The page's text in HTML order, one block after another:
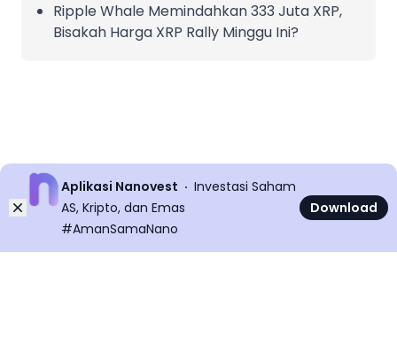
Ripple Whale Memindahkan 333 Juta XRP,
Bisakah Harga XRP Rally Minggu Ini?
Dismiss
Aplikasi Nanovest
Investasi Saham
AS, Kripto, dan Emas
#AmanSamaNano
Download